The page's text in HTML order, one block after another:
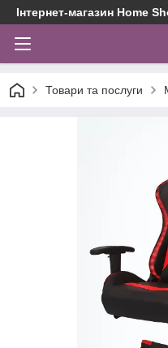
Інтернет-магазин Home
Товари та послуги